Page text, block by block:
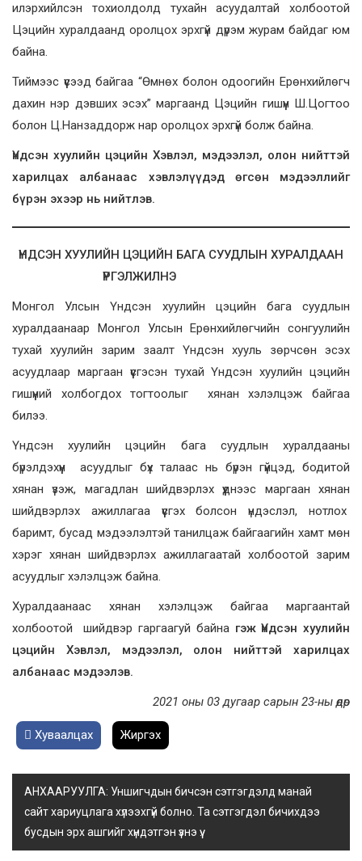
илэрхийлсэн тохиолдолд тухайн асуудалтай холбоотой
Цэцийн хуралдаанд оролцох эрхгүй дүрэм журам байдаг юм
байна.
Тиймээс үүсээд байгаа “Өмнөх болон одоогийн Ерөнхийлөгч
дахин нэр дэвших эсэх” маргаанд Цэцийн гишүүн Ш.Цогтоо
болон Ц.Нанзаддорж нар оролцох эрхгүй болж байна.
Үндсэн хуулийн цэцийн Хэвлэл, мэдээлэл, олон нийттэй
харилцах албанаас хэвлэлүүдэд өгсөн мэдээллийг
бүрэн эхээр нь нийтлэв.
ҮНДСЭН ХУУЛИЙН ЦЭЦИЙН БАГА СУУДЛЫН ХУРАЛДААН
ҮРГЭЛЖИЛНЭ
Монгол Улсын Үндсэн хуулийн цэцийн бага суудлын
хуралдаанаар Монгол Улсын Ерөнхийлөгчийн сонгуулийн
тухай хуулийн зарим заалт Үндсэн хууль зөрчсөн эсэх
асуудлаар маргаан үүсгэсэн тухай Үндсэн хуулийн цэцийн
гишүүний холбогдох тогтоолыг хянан хэлэлцэж байгаа
билээ.
Үндсэн хуулийн цэцийн бага суудлын хуралдааны
бүрэлдэхүүн асуудлыг бүх талаас нь бүрэн гүйцэд, бодитой
хянан үзэж, магадлан шийдвэрлэх үүднээс маргаан хянан
шийдвэрлэх ажиллагаа үүсгэх болсон үндэслэл, нотлох
баримт, бусад мэдээлэлтэй танилцаж байгаагийн хамт мөн
хэрэг хянан шийдвэрлэх ажиллагаатай холбоотой зарим
асуудлыг хэлэлцэж байна.
Хуралдаанаас хянан хэлэлцэж байгаа маргаантай
холбоотой шийдвэр гаргаагуй байнагэж Үндсэн хуулийн
цэцийн Хэвлэл, мэдээлэл, олон нийттэй харилцах
албанаас мэдээлэв.
2021 оны 03 дугаар сарын 23-ны өдөр
Хуваалцах Жиргэх
АНХААРУУЛГА: Уншигчдын бичсэн сэтгэгдэлд манай
сайт хариуцлага хүлээхгүй болно. Та сэтгэгдэл бичихдээ
бусдын эрх ашгийг хүндэтгэн үзнэ үү.